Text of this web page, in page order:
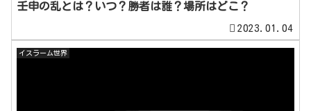
壬申の乱とは？いつ？勝者は誰？場所はどこ？
2023.01.04
イスラーム世界